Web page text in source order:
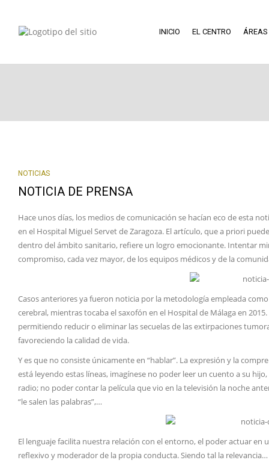
INICIO EL CENTRO ÁREAS
NOTICIAS
NOTICIA DE PRENSA
Hace unos días, los medios de comunicación se hacían eco de esta
en el Hospital Miguel Servet de Zaragoza. El artículo, que a priori
dentro del ámbito sanitario, refiere un logro emocionante. Intentar
compromiso, cada vez mayor, de los equipos médicos y de la
Casos anteriores ya fueron noticia por la metodología empleada
cerebral, mientras tocaba el saxofón en el Hospital de Málaga en
permitiendo reducir o eliminar las secuelas de las extirpaciones
favoreciendo la calidad de vida.
Y es que no consiste únicamente en “hablar”. La expresión y la
está leyendo estas líneas, imagínese no poder leer un cuento a su
radio; no poder contar la película que vio en la televisión la noche
“le salen las palabras”,…
El lenguaje facilita nuestra relación con el entorno, el poder actuar
reflexivo y moderador de la propia conducta. Siendo tal la